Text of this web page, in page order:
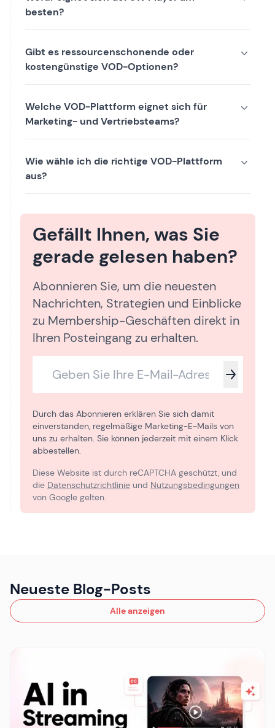
besten?
Gibt es ressourcenschonende oder
kostengünstige VOD-Optionen?
Welche VOD-Plattform eignet sich für
Marketing- und Vertriebsteams?
Wie wähle ich die richtige VOD-Plattform
aus?
Gefällt Ihnen, was Sie
gerade gelesen haben?
Abonnieren Sie, um die neuesten
Nachrichten, Strategien und Einblicke
zu Membership-Geschäften direkt in
Ihren Posteingang zu erhalten.
Durch das Abonnieren erklären Sie sich damit
einverstanden, regelmäßige Marketing-E-Mails von
uns zu erhalten. Sie können jederzeit mit einem Klick
abbestellen.
Diese Website ist durch reCAPTCHA geschützt, und
die Datenschutzrichtlinie und Nutzungsbedingungen
von Google gelten.
Neueste Blog-Posts
Alle anzeigen